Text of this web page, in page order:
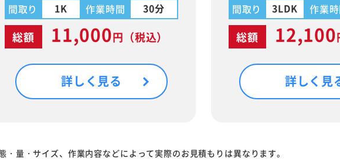
間取り 1K 作業時間 30分
総額 11,000円 （税込）
詳しく見る
間取り 3LDK 作業
総額 12,100
詳しく見
量・サイズ、作業内容などによって実際のお見積もりは異なります。